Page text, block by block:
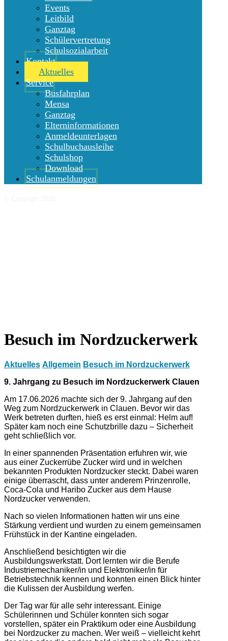
Events
Leitbild
Ganztag
Schülervertretung
Schulsozialarbeit
Kontakt
Aktuelles
Service
Busfahrplan
Mensa
Ganztag
Elterninformationen
Anmeldeunterlagen
Schulbuchausleihe
Schulshop
Download
Schulanmeldungen
Besuch im Nordzuckerwerk
Aktuelles Allgemein Besuch im Nordzuckerwerk
9. Jahrgang zu Besuch im Nordzuckerwerk Clauen
Am 17.06.2026 machte sich der 9. Jahrgang auf den
Weg zum Nordzuckerwerk in Clauen. Bevor wir das
Werk betreten durften, hieß es erst einmal: Helm auf!
Später kam noch eine Schutzbrille dazu – Sicherheit
geht schließlich vor.
In einer spannenden Präsentation erfuhren wir, wie
aus einer Zuckerrübe Zucker wird und in welchen
bekannten Produkten Nordzucker steckt. Dabei waren
einige überrascht, dass unter anderem Prinzenrolle,
Coca-Cola und Haribo Zucker aus dem Hause
Nordzucker verwenden.
Nach so vielen Informationen hatten wir uns eine
Stärkung verdient und wurden zu einem gemeinsamen
Frühstück in der Kantine eingeladen.
Anschließend besichtigten wir die
Ausbildungswerkstatt. Dort lernten wir die Berufe
Industriemechaniker/in und Elektroniker/in für
Betriebstechnik kennen und konnten einen Blick hinter
die Kulissen der Ausbildung werfen.
Der Tag war für alle sehr interessant. Einige
Schülerinnen und Schüler konnten sich sogar
vorstellen, später ein Praktikum oder eine Ausbildung
bei Nordzucker zu machen. Wer weiß – vielleicht kehrt